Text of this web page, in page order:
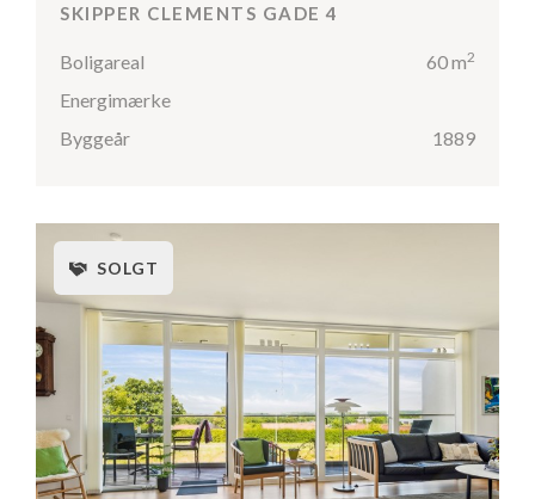
SKIPPER CLEMENTS GADE 4
Boligareal 60 m2
Energimærke
Byggeår
1889
SOLGT